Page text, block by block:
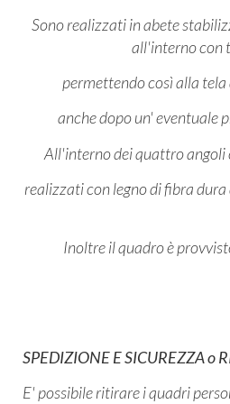
Sono realizzati in abete
all'interno con
permettendo così alla
anche dopo un' eventuale
All'interno dei quattro angoli
realizzati con legno di fibra
Inoltre il quadro è
SPEDIZIONE E SICUREZZA o
E' possibile ritirare i quadri